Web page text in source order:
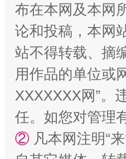
布在本网及本网
论和投稿，本网
站不得转载、摘
用作品的单位或
XXXXXXX网”。
任。如您对管理
② 凡本网注明“